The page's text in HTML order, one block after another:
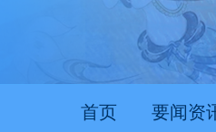
首页 要闻资